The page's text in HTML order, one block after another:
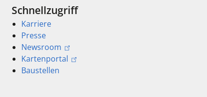
Schnellzugriff
Karriere
Presse
Newsroom
Kartenportal
Baustellen